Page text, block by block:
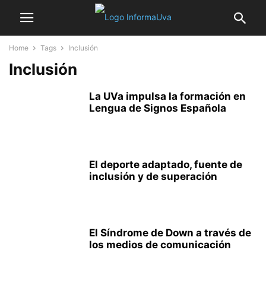
Home Tags Inclusión
Inclusión
La UVa impulsa la formación en
Lengua de Signos Española
El deporte adaptado, fuente de
inclusión y de superación
El Síndrome de Down a través de
los medios de comunicación